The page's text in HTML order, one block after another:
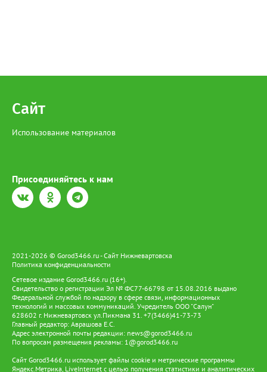
Сайт
Использование материалов
Присоединяйтесь к нам
2021-2026 © Gorod3466.ru - Сайт Нижневартовска
Политика конфиденциальности
Сетевое издание Gorod3466.ru (16+).
Свидетельство о регистрации Эл № ФС77-66798 от 15.08.2016 выдано
Федеральной службой по надзору в сфере связи, информационных
технологий и массовых коммуникаций. Учредитель ООО "Салун"
628602 г. Нижневартовск ул.Пикмана 31. +7(3466)41-73-73
Главный редактор: Аврашова Е.С.
Адрес электронной почты редакции: news@gorod3466.ru
По вопросам размещения рекламы: 1@gorod3466.ru
Сайт Gorod3466.ru использует файлы cookie и метрические программы
Яндекс.Метрика, LiveInternet с целью получения статистики и аналитических